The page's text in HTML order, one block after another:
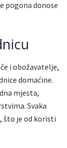
pogona donose
i obožavatelje,
domaćine.
mjesta,
Svaka
što je od koristi